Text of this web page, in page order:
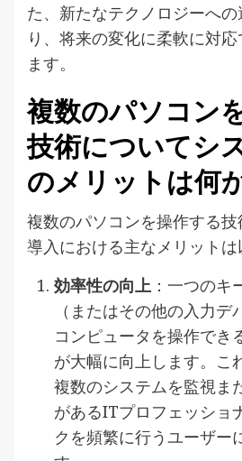
た、新たなテクノロジーへの
り、将来の変化に柔軟に対
ます。
複数のパソコン
技術についてシ
のメリットは何
複数のパソコンを操作する
導入における主なメリットは
効率性の向上 ：一つのキ
（またはその他の入力
コンピュータを操作でき
が大幅に向上します。こ
複数のシステムを監視ま
があるITプロフェッショ
クを頻繁に行うユーザー